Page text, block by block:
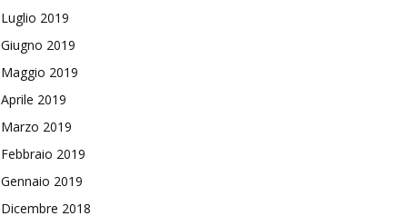
Luglio 2019
Giugno 2019
Maggio 2019
Aprile 2019
Marzo 2019
Febbraio 2019
Gennaio 2019
Dicembre 2018